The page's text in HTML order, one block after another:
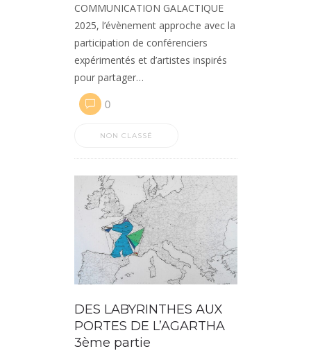
COMMUNICATION GALACTIQUE
2025, l’évènement approche avec la
participation de conférenciers
expérimentés et d’artistes inspirés
pour partager…
0
NON CLASSÉ
DES LABYRINTHES AUX
PORTES DE L’AGARTHA
3ème partie